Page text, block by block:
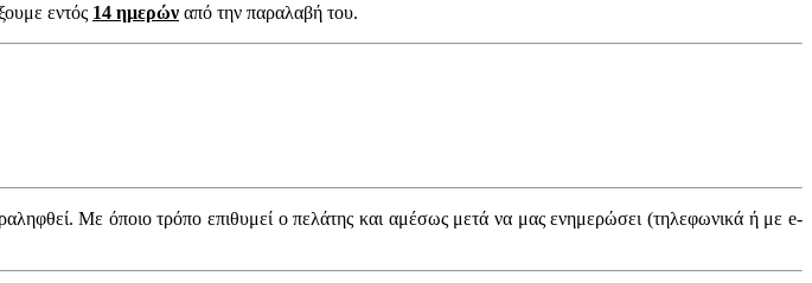
εντός 14 ημερών από την παραλαβή του.
Με όποιο τρόπο επιθυμεί ο πελάτης και αμέσως μετά να μας ενημερώσει (τηλεφωνικά ή με e-